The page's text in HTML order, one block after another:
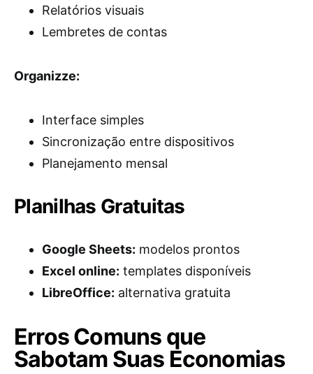
Relatórios visuais
Lembretes de contas
Organizze:
Interface simples
Sincronização entre dispositivos
Planejamento mensal
Planilhas Gratuitas
Google Sheets: modelos prontos
Excel online: templates disponíveis
LibreOffice: alternativa gratuita
Erros Comuns que
Sabotam Suas Economias